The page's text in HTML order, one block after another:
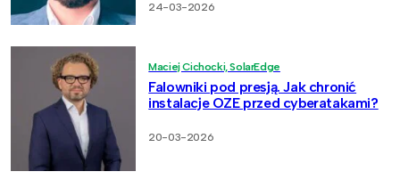
24-03-2026
Maciej Cichocki, SolarEdge
Falowniki pod presją. Jak chronić
instalacje OZE przed cyberatakami?
20-03-2026